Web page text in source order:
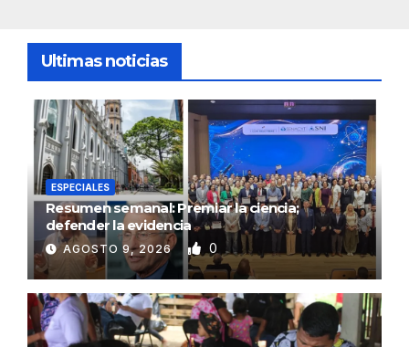
Ultimas noticias
ESPECIALES
Resumen semanal: Premiar la ciencia;
defender la evidencia
AGOSTO 9, 2026 0